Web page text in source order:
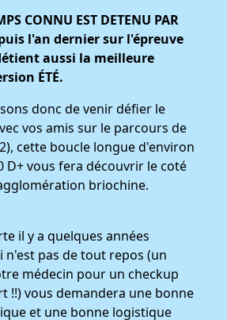
CONNU EST DETENU PAR
l'an dernier sur l'épreuve
aussi la meilleure
ÉTÉ.
donc de venir défier le
vos amis sur le parcours de
cette boucle longue d'environ
D+vous fera découvrir le coté
briochine.
il y a quelques années
pas de tout repos (un
médecin pour un checkup
!!) vous demandera une bonne
et une bonne logistique